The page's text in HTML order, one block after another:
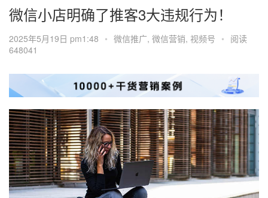
广告 元宇宙 房地产
Soul 360 百度 搜狗 爱奇艺 美柚
美图 最右 神马 谷歌 Facebook
卖货 脚本 话术 电商 私域 社群
涨粉 广告 推广 方案 策划 案例
KOL 元宇宙 跨境 青瓜通
微信小店明确了推客3大违规行为！
2025年5月19日 pm1:48 • 微信推广, 微信营销, 视频号 • 阅读
648041